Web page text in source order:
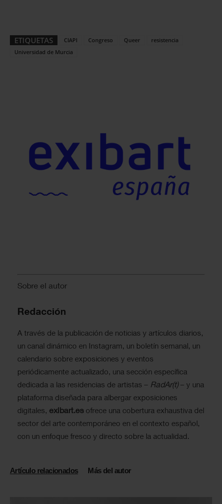
ETIQUETAS CIAPI Congreso Queer
resistencia
Universidad de Murcia
Sobre el autor
Redacción
A través de la publicación de noticias y artículos diarios,
un canal dinámico en Instagram, un boletín semanal, un
calendario sobre exposiciones y eventos
periódicamente actualizado, una sección específica
dedicada a las residencias de artistas – RadAr(t)– y una
plataforma diseñada para albergar exposiciones
digitales, exibart.es ofrece una cobertura exhaustiva del
sector del arte contemporáneo en el contexto español,
con un enfoque fresco y directo sobre la actualidad.
Artículo relacionados Más del autor